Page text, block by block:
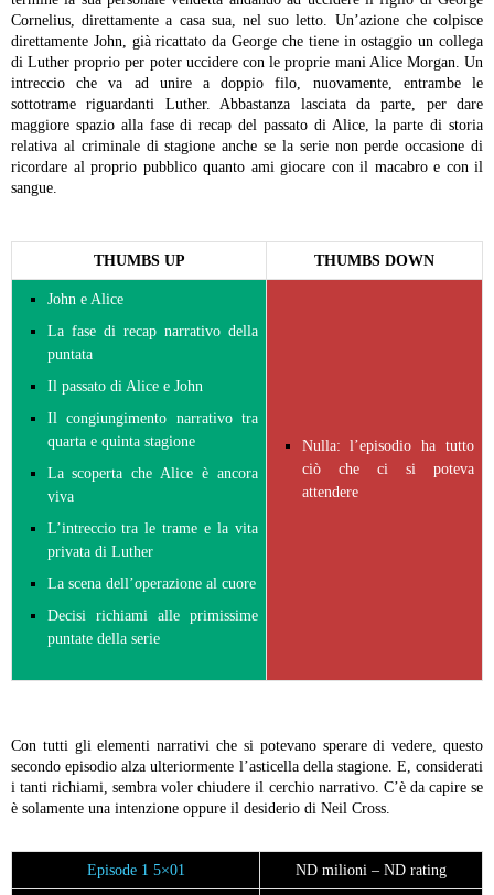
Cornelius, direttamente a casa sua, nel suo letto. Un’azione che colpisce
direttamente John, già ricattato da George che tiene in ostaggio un collega
di Luther proprio per poter uccidere con le proprie mani Alice Morgan. Un
intreccio che va ad unire a doppio filo, nuovamente, entrambe le
sottotrame riguardanti Luther. Abbastanza lasciata da parte, per dare
maggiore spazio alla fase di recap del passato di Alice, la parte di storia
relativa al criminale di stagione anche se la serie non perde occasione di
ricordare al proprio pubblico quanto ami giocare con il macabro e con il
sangue.
THUMBS UP THUMBS DOWN
John e Alice
La fase di recap narrativo della
puntata
Il passato di Alice e John
Il congiungimento narrativo tra
quarta e quinta stagione
La scoperta che Alice è ancora
viva
L’intreccio tra le trame e la vita
privata di Luther
La scena dell’operazione al cuore
Decisi richiami alle primissime
puntate della serie
Nulla: l’episodio ha tutto
ciò che ci si poteva
attendere
Con tutti gli elementi narrativi che si potevano sperare di vedere, questo
secondo episodio alza ulteriormente l’asticella della stagione. E, considerati
i tanti richiami, sembra voler chiudere il cerchio narrativo. C’è da capire se
è solamente una intenzione oppure il desiderio di Neil Cross.
Episode 1 5×01 ND milioni – ND rating